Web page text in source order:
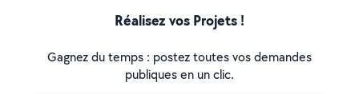
Réalisez vos Projets !
Gagnez du temps : postez toutes vos demandes
publiques en un clic.